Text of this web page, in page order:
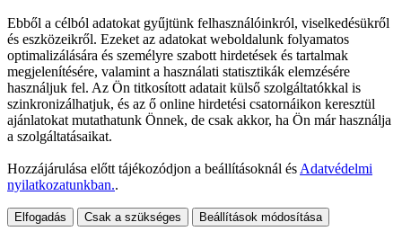
Ebből a célból adatokat gyűjtünk felhasználóinkról, viselkedésükről
és eszközeikről. Ezeket az adatokat weboldalunk folyamatos
optimalizálására és személyre szabott hirdetések és tartalmak
megjelenítésére, valamint a használati statisztikák elemzésére
használjuk fel. Az Ön titkosított adatait külső szolgáltatókkal is
szinkronizálhatjuk, és az ő online hirdetési csatornáikon keresztül
ajánlatokat mutathatunk Önnek, de csak akkor, ha Ön már használja
a szolgáltatásaikat.
Hozzájárulása előtt tájékozódjon a beállításoknál és Adatvédelmi
nyilatkozatunkban..
Elfogadás Csak a szükséges Beállítások módosítása